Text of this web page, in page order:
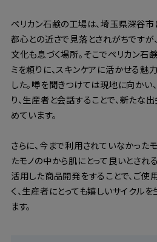
ペリカン石鹸の工場は、埼玉県深谷市
都心との近さで見落とされがちです
文化も息づく場所。そこでペリカン石
ミを頼りに、スキンケアに活かせる
した。噂を聞きつけては現地に向かい
り、生産者と会話することで、新たな
めています。
さらに、今まで利用されていなかった
たモノの中から肌にとって良いとされ
活用した商品開発をすることで、ご使
く、生産者にとっても嬉しいサイクル
ます。